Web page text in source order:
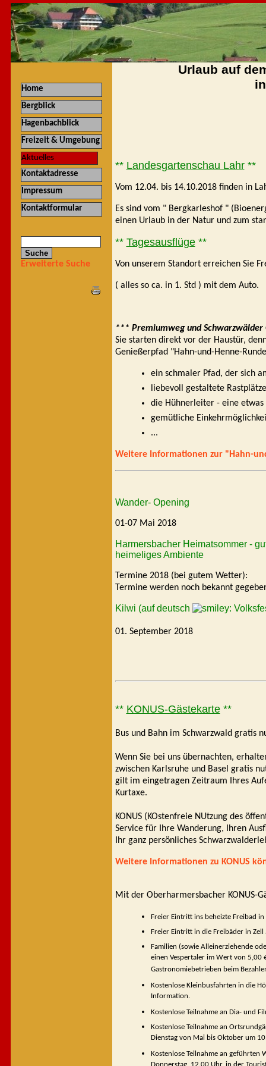
Home
Bergblick
Hagenbachblick
Freizeit & Umgebung
Aktuelles
Kontaktadresse
Impressum
Kontaktformular
Erweiterte Suche
Urlaub auf
** Landesgartenschau Lahr**
Vom 12.04. bis 14.10.2018 finden in
Es sind vom " Bergkarleshof "
einen Urlaub in der Natur und zum
** Tagesausflüge**
Von unserem Standort erreichen Sie
( alles so ca. in 1. Std ) mit dem Auto.
*** Premiumweg und
Sie starten direkt vor der Haustür,
Genießerpfad "Hahn-und-Henne-
ein schmaler Pfad, der sich
liebevoll gestaltete
die Hühnerleiter - eine etwas
gemütliche
...
Weitere Informationen zur "Hahn-
Wander- Opening
01-07 Mai 2018
Harmersbacher Heimatsommer -
heimeliges Ambiente
Termine 2018 (bei gutem Wetter):
Termine werden noch bekannt
Kilwi (auf deutsch :
01. September 2018
** KONUS-Gästekarte**
Bus und Bahn im Schwarzwald gratis
Wenn Sie bei uns übernachten,
zwischen Karlsruhe und Basel gratis
gilt im eingetragen Zeitraum Ihres
Kurtaxe.
KONUS (KOstenfreie NUtzung des
Service für Ihre Wanderung, Ihren
Ihr ganz persönliches
Weitere Informationen zu KONUS
Mit der Oberharmersbacher KONUS-
Freier Eintritt ins beheizte Freibad
Freier Eintritt in die Freibäder in
Familien (sowie Alleinerziehende
einen Vespertaler im Wert von 5,00
Gastronomiebetrieben beim
Kostenlose Kleinbusfahrten in die
Information.
Kostenlose Teilnahme an Dia- und
Kostenlose Teilnahme an
Dienstag von Mai bis Oktober um
Kostenlose Teilnahme an geführten